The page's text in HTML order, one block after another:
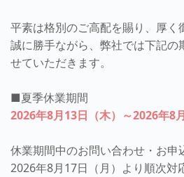
平素は格別のご高配を賜り、厚く
誠に勝手ながら、弊社では下記の
せていただきます。
■夏季休業期間
2026年8月13日（木）～2026年8
休業期間中のお問い合わせ・お申
2026年8月17日（月）より順次対